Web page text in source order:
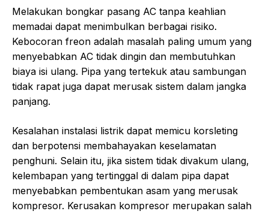
Melakukan bongkar pasang AC tanpa keahlian
memadai dapat menimbulkan berbagai risiko.
Kebocoran freon adalah masalah paling umum yang
menyebabkan AC tidak dingin dan membutuhkan
biaya isi ulang. Pipa yang tertekuk atau sambungan
tidak rapat juga dapat merusak sistem dalam jangka
panjang.
Kesalahan instalasi listrik dapat memicu korsleting
dan berpotensi membahayakan keselamatan
penghuni. Selain itu, jika sistem tidak divakum ulang,
kelembapan yang tertinggal di dalam pipa dapat
menyebabkan pembentukan asam yang merusak
kompresor. Kerusakan kompresor merupakan salah